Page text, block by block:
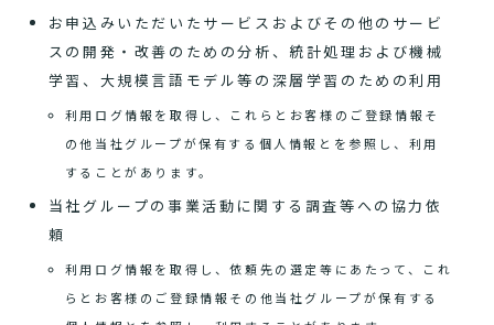
お申込みいただいたサービスおよびその他のサービ
スの開発・改善のための分析、統計処理および機械
学習、大規模言語モデル等の深層学習のための利用
利用ログ情報を取得し、これらとお客様のご登録情報そ
の他当社グループが保有する個人情報とを参照し、利用
することがあります。
当社グループの事業活動に関する調査等への協力依
頼
利用ログ情報を取得し、依頼先の選定等にあたって、これ
らとお客様のご登録情報その他当社グループが保有する